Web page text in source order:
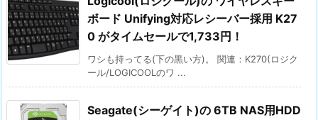
ボード Unifying対応レシーバー採用 K27
0 がタイムセールで1,733円！
ワシも持ってる(下の黒い方)。 関連：K270(ロジク
ール/LOGICOOLのワ ...
Seagate(シーゲイト)の 6TB NAS用HDD